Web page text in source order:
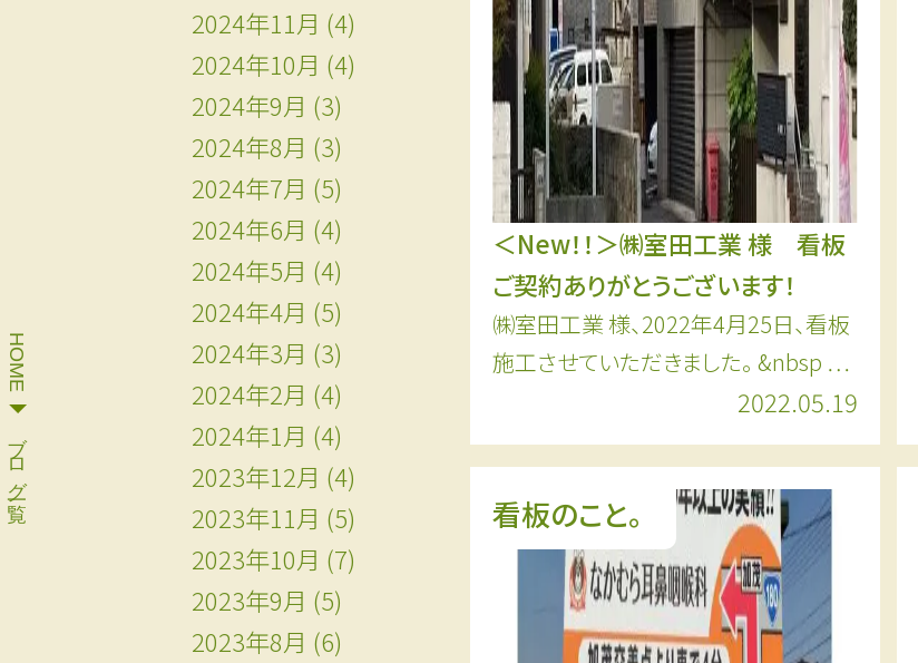
HOME
ブログ一覧
＜New！！＞㈱室田工業 様 看板
ご契約ありがとうございます！
㈱室田工業 様、2022年4月25日、看板
施工させていただきました。 &nbsp …
2022.05.19
看板のこと。
2024年11月 (4)
2024年10月 (4)
2024年9月 (3)
2024年8月 (3)
2024年7月 (5)
2024年6月 (4)
2024年5月 (4)
2024年4月 (5)
2024年3月 (3)
2024年2月 (4)
2024年1月 (4)
2023年12月 (4)
2023年11月 (5)
2023年10月 (7)
2023年9月 (5)
2023年8月 (6)